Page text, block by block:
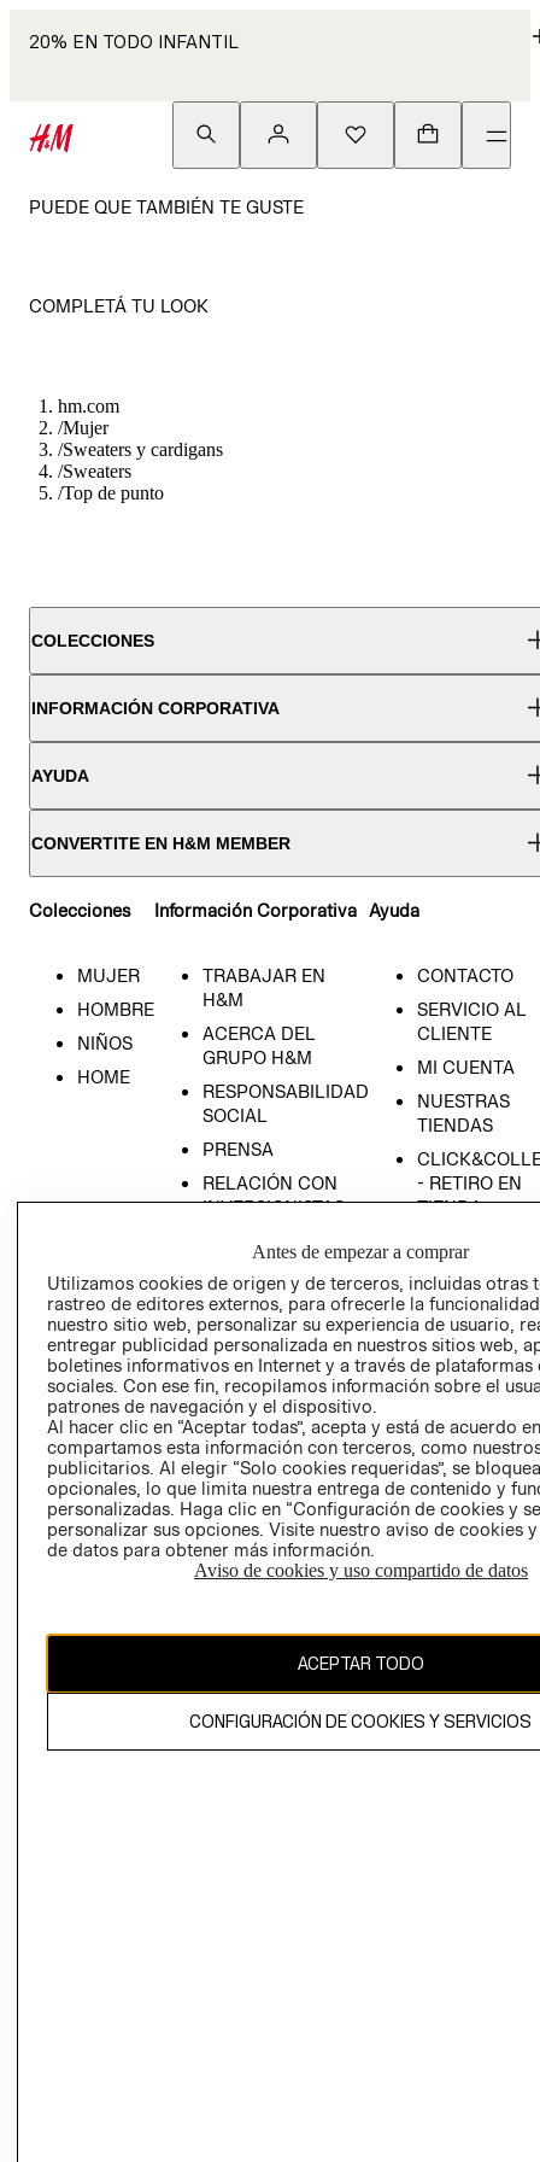
20% EN TODO INFANTIL
PUEDE QUE TAMBIÉN TE GUSTE
COMPLETÁ TU LOOK
hm.com
/Mujer
/Sweaters y cardigans
/Sweaters
/Top de punto
COLECCIONES
INFORMACIÓN CORPORATIVA
AYUDA
CONVERTITE EN H&M MEMBER
Colecciones
MUJER
HOMBRE
NIÑOS
HOME
Información Corporativa
TRABAJAR EN
H&M
ACERCA DEL
GRUPO H&M
RESPONSABILIDAD
SOCIAL
PRENSA
RELACIÓN CON
INVERSIONISTAS
POLÍTICA
EMPRESARIAL
Ayuda
CONTACTO
SERVICIO AL
CLIENTE
MI CUENTA
NUESTRAS
TIENDAS
- RETIRO EN
TIENDA
CONDICIONES
AVISO DE
PRIVACIDAD
GIFT CARD
AVISO DE
El contenido de esta página web está protegido por copyright y es
propiedad de H&M Hennes & Mauritz AB.
Antes de empezar a comprar
Utilizamos cookies de origen y de terceros, incluidas otras
rastreo de editores externos, para ofrecerle la
nuestro sitio web, personalizar su experiencia de usuario,
entregar publicidad personalizada en nuestros sitios web,
boletines informativos en Internet y a través de plataformas
sociales. Con ese fin, recopilamos información sobre el
patrones de navegación y el dispositivo.
Al hacer clic en “Aceptar todas”, acepta y está de acuerdo
compartamos esta información con terceros, como
publicitarios. Al elegir “Solo cookies requeridas”, se
opcionales, lo que limita nuestra entrega de contenido y
personalizadas. Haga clic en “Configuración de cookies y
personalizar sus opciones. Visite nuestro aviso de cookies
de datos para obtener más información.
Aviso de cookies y uso compartido de datos
ACEPTAR TODO
CONFIGURACIÓN DE COOKIES Y SERVICIOS